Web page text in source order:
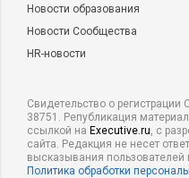
Новости образования
Новости Сообщества
HR-новости
Свидетельство о
38751. Републикация
ссылкой на Executive.ru, с
сайта. Редакция не несет
высказывания пользователей
Политика обработки